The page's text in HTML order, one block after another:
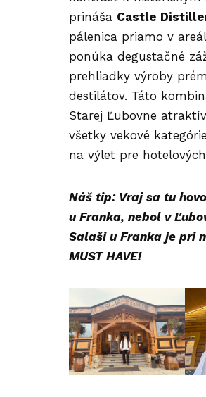
prináša Castle
pálenica priamo v
ponúka degustačné
prehliadky výroby
destilátov. Táto
Starej Ľubovne
všetky vekové
na výlet pre
Náš tip: Vraj sa tu
u Franka, nebol v
Salaši u Franka je pri
MUST HAVE!